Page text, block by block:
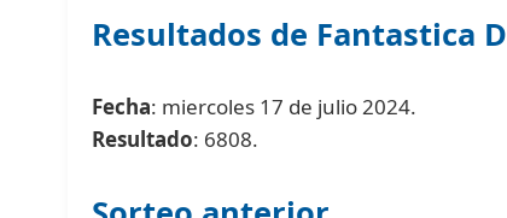
Resultados de Fantastica
Fecha: miercoles 17 de julio 2024.
Resultado: 6808.